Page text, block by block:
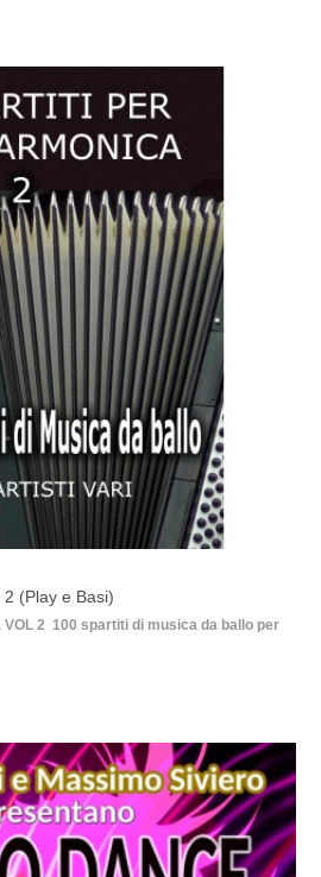
(Play e Basi)
VOL 2 100 spartiti di musica da ballo per